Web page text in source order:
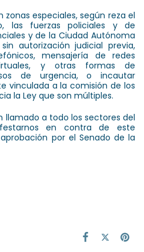
zonas especiales, según reza el
las fuerzas policiales y de
y de la Ciudad Autónoma
autorización judicial previa,
mensajería de redes
y otras formas de
de urgencia, o incautar
vinculada a la comisión de los
la Ley que son múltiples.
llamado a todo los sectores del
en contra de este
por el Senado de la